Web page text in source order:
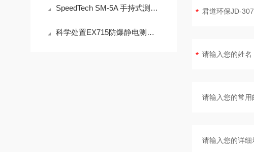
SpeedTech SM-5A 手持式测深仪声学测量原理与性能分析
科学处置EX715防爆静电测试仪故障可有效保障检测工作正常开展